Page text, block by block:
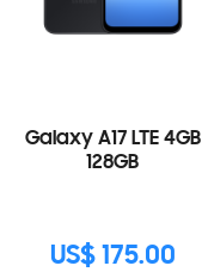
Galaxy A17 LTE 4GB
128GB
US$ 175.00